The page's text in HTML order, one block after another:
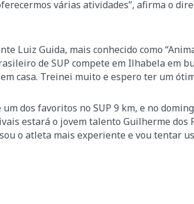
várias atividades”, afirma o
Luiz Guida, mais conhecido como
de SUP compete em Ilhabela em
casa. Treinei muito e espero ter um
dos favoritos no SUP 9 km, e no
estará o jovem talento Guilherme dos
o atleta mais experiente e vou tentar